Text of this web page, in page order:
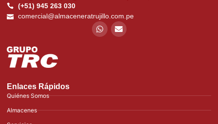
(+51) 945 263 030
comercial@almaceneratrujillo.com.pe
Enlaces Rápidos
Quiénes Somos
Almacenes